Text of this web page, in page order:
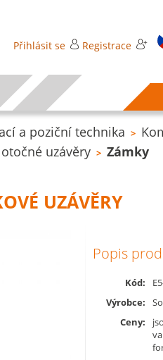
Přihlásit se Registrace
a poziční technika >
uzávěry > Zámky
UZÁVĚRY
Popis
Kód:
Výrobce:
Ceny: